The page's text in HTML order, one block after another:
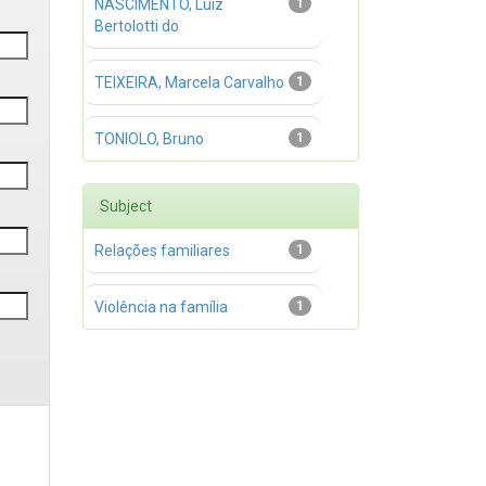
1
NASCIMENTO, Luiz
Bertolotti do
1
TEIXEIRA, Marcela Carvalho
1
TONIOLO, Bruno
Subject
1
Relações familiares
1
Violência na família